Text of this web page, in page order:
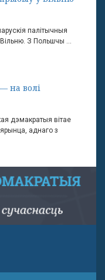
палітычныя
З Польшчы ...
на волі
дэмакратыя вітае
аднаго з